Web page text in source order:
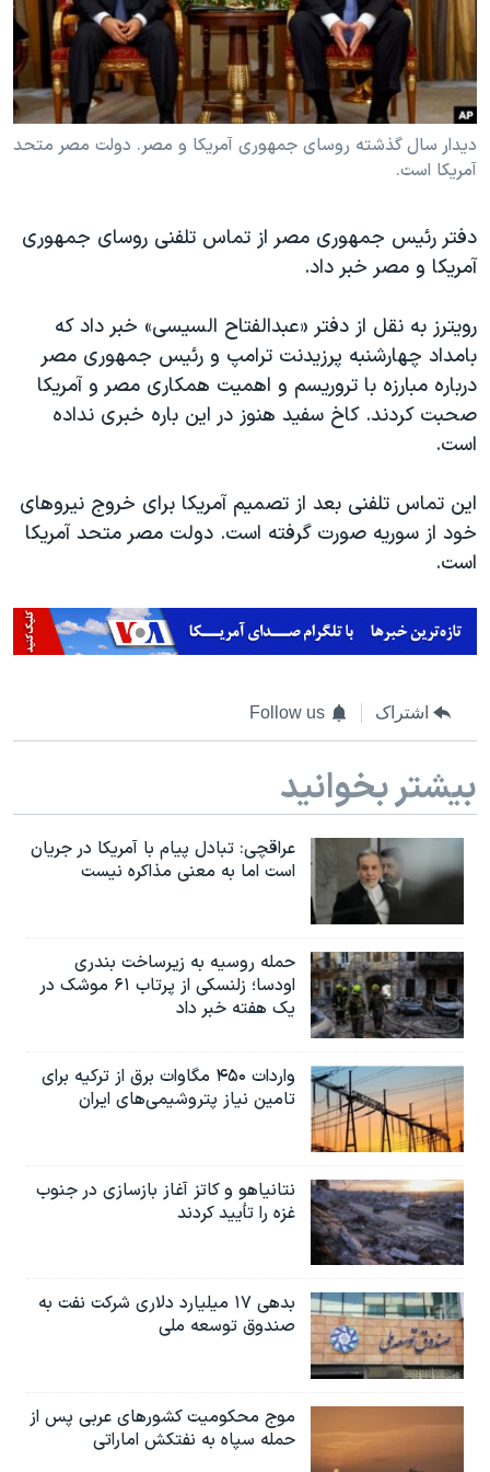
فرهنگ و زندگی
حقوق شهروندی
اقتصادی
علم و فناوری
اسرائیل در جنگ
آرشیو پخش زنده
مستندها
انتخابات ریاست جمهوری آمریکا ۲۰۲۴
حمله جمهوری اسلامی به اسرائیل
رمز مهسا
ورزش زنان در ایران
مجموعه مستندهای دادخواهی
دادگاه حمید نوری
چهل سال گروگان‌گیری
قانون شفافیت دارائی کادر رهبری ایران
اعتراضات مردمی آبان ۹۸
اسرائیل در جنگ
نرگس محمدی برنده جایزه نوبل صلح
همایش محافظه‌کاران آمریکا «سی‌پک»
صفحه‌های ویژه
سفر پرزیدنت ترامپ به چین
دنبال کنید
زبانهای مختلف
دیدار سال گذشته روسای جمهوری آمریکا و مصر. دولت مصر متحد
آمریکا است.
دفتر رئیس جمهوری مصر از تماس تلفنی روسای جمهوری
آمریکا و مصر خبر داد.
رویترز به نقل از دفتر «عبدالفتاح السیسی» خبر داد که
بامداد چهارشنبه پرزیدنت ترامپ و رئیس جمهوری مصر
درباره مبارزه با تروریسم و اهمیت همکاری مصر و آمریکا
صحبت کردند. کاخ سفید هنوز در این باره خبری نداده
است.
این تماس تلفنی بعد از تصمیم آمریکا برای خروج نیروهای
خود از سوریه صورت گرفته است. دولت مصر متحد آمریکا
است.
اشتراک Follow us
بیشتر بخوانید
عراقچی: تبادل پیام با آمریکا در جریان
است اما به معنی مذاکره نیست
حمله روسیه به زیرساخت بندری
اودسا؛ زلنسکی از پرتاب ۶۱ موشک در
یک هفته خبر داد
واردات ۴۵۰ مگاوات برق از ترکیه برای
تامین نیاز پتروشیمی‌های ایران
نتانیاهو و کاتز آغاز بازسازی در جنوب
غزه را تأیید کردند
بدهی ۱۷ میلیارد دلاری شرکت نفت به
صندوق توسعه ملی
موج محکومیت کشورهای عربی پس از
حمله سپاه به نفتکش اماراتی